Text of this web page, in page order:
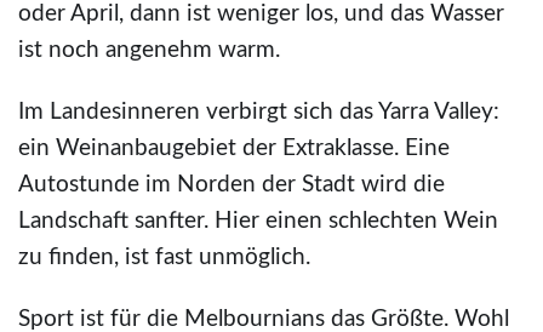
oder April, dann ist weniger los, und das Wasser
ist noch angenehm warm.
Im Landesinneren verbirgt sich das Yarra Valley:
ein Weinanbaugebiet der Extraklasse. Eine
Autostunde im Norden der Stadt wird die
Landschaft sanfter. Hier einen schlechten Wein
zu finden, ist fast unmöglich.
Sport ist für die Melbournians das Größte. Wohl